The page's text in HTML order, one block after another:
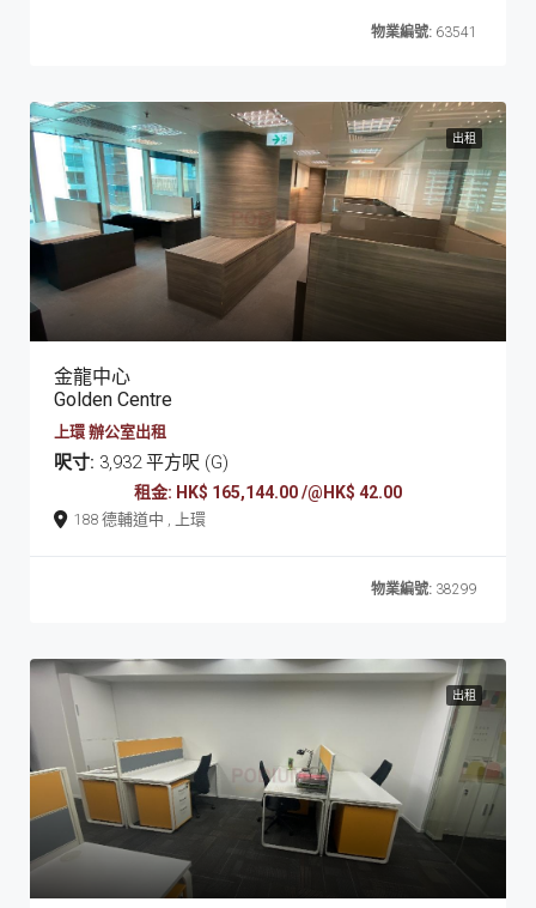
物業編號: 63541
出租
金龍中心
Golden Centre
上環 辦公室出租
呎寸: 3,932 平方呎 (G)
租金: HK$ 165,144.00 /@HK$ 42.00
188 德輔道中 , 上環
物業編號: 38299
出租